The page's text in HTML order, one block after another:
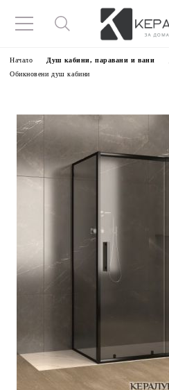
Начало Душ кабини, паравани и вани
Обикновени душ кабини